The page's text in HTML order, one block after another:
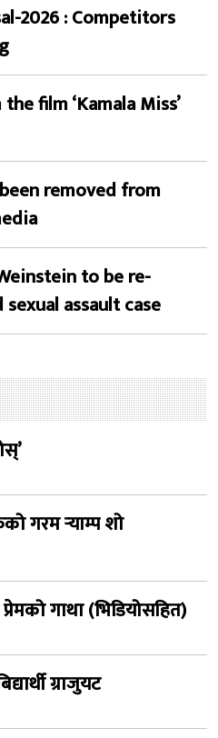
2026 : Competitors
film ‘Kamala Miss’
removed from
to be re-
assault case
गरम र्‍याम्प शो
गाथा (भिडियोसहित)
ग्राजुयट